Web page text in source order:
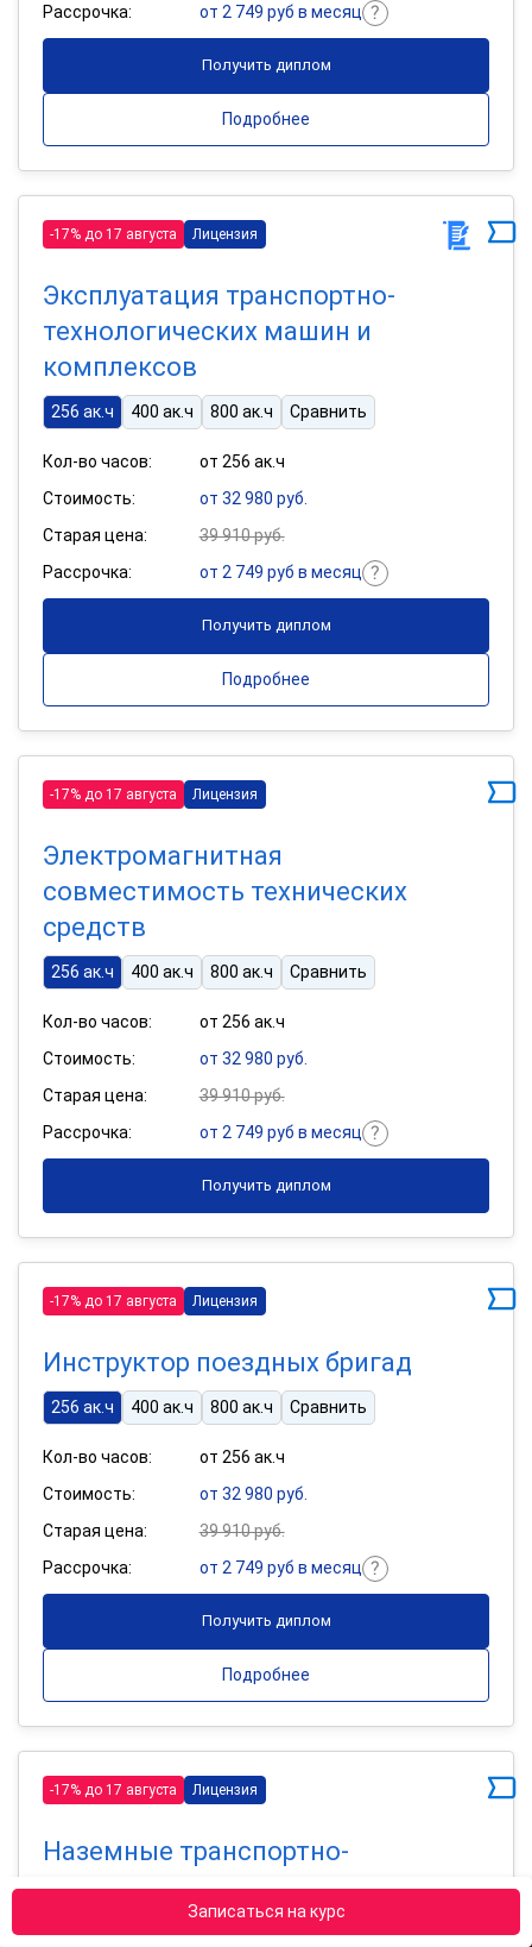
Записаться на курс
Рассрочка:
от 2 749 руб в месяц
Получить диплом
Подробнее
-17% до 17 августа Лицензия
Эксплуатация транспортно-
технологических машин и
комплексов
256 ак.ч 400 ак.ч 800 ак.ч Сравнить
Кол-во часов:
от 256 ак.ч
Стоимость:
от 32 980 руб.
Старая цена:
39 910 руб.
Рассрочка:
от 2 749 руб в месяц
Получить диплом
Подробнее
-17% до 17 августа Лицензия
Электромагнитная
совместимость технических
средств
256 ак.ч 400 ак.ч 800 ак.ч Сравнить
Кол-во часов:
от 256 ак.ч
Стоимость:
от 32 980 руб.
Старая цена:
39 910 руб.
Рассрочка:
от 2 749 руб в месяц
Получить диплом
-17% до 17 августа Лицензия
Инструктор поездных бригад
256 ак.ч 400 ак.ч 800 ак.ч Сравнить
Кол-во часов:
от 256 ак.ч
Стоимость:
от 32 980 руб.
Старая цена:
39 910 руб.
Рассрочка:
от 2 749 руб в месяц
Получить диплом
Подробнее
-17% до 17 августа Лицензия
Наземные транспортно-
технологические комплексы
256 ак.ч 400 ак.ч 800 ак.ч Сравнить